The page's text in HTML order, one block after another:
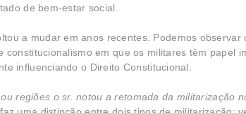
de bem-estar social.
a mudar em anos recentes. Podemos
constitucionalismo em que os militares têm papel
influenciando o Direito Constitucional.
regiões o sr. notou a retomada da militarização